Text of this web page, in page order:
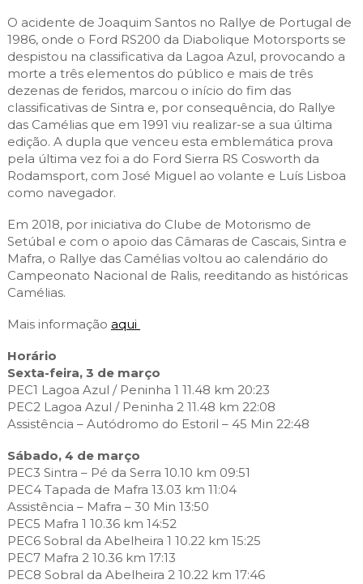
O acidente de Joaquim Santos no Rallye de Portugal de
1986, onde o Ford RS200 da Diabolique Motorsports se
despistou na classificativa da Lagoa Azul, provocando a
morte a três elementos do público e mais de três
dezenas de feridos, marcou o início do fim das
classificativas de Sintra e, por consequência, do Rallye
das Camélias que em 1991 viu realizar-se a sua última
edição. A dupla que venceu esta emblemática prova
pela última vez foi a do Ford Sierra RS Cosworth da
Rodamsport, com José Miguel ao volante e Luís Lisboa
como navegador.
Em 2018, por iniciativa do Clube de Motorismo de
Setúbal e com o apoio das Câmaras de Cascais, Sintra e
Mafra, o Rallye das Camélias voltou ao calendário do
Campeonato Nacional de Ralis, reeditando as históricas
Camélias.
Mais informação aqui
Horário
Sexta-feira, 3 de março
PEC1 Lagoa Azul / Peninha 1 11.48 km 20:23
PEC2 Lagoa Azul / Peninha 2 11.48 km 22:08
Assistência – Autódromo do Estoril – 45 Min 22:48
Sábado, 4 de março
PEC3 Sintra – Pé da Serra 10.10 km 09:51
PEC4 Tapada de Mafra 13.03 km 11:04
Assistência – Mafra – 30 Min 13:50
PEC5 Mafra 1 10.36 km 14:52
PEC6 Sobral da Abelheira 1 10.22 km 15:25
PEC7 Mafra 2 10.36 km 17:13
PEC8 Sobral da Abelheira 2 10.22 km 17:46